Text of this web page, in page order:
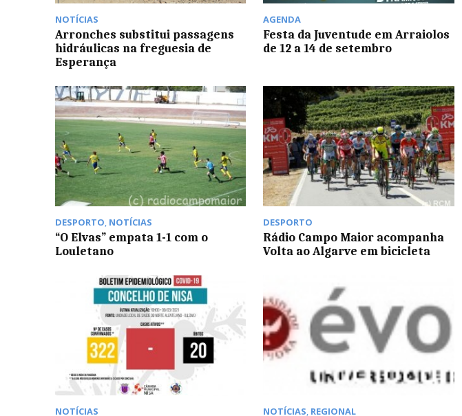
NOTÍCIAS
Arronches substitui passagens
hidráulicas na freguesia de
Esperança
AGENDA
Festa da Juventude em Arraiolos
de 12 a 14 de setembro
DESPORTO, NOTÍCIAS
“O Elvas” empata 1-1 com o
Louletano
DESPORTO
Rádio Campo Maior acompanha
Volta ao Algarve em bicicleta
NOTÍCIAS NOTÍCIAS, REGIONAL